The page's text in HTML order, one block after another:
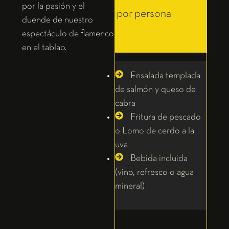
por la pasión y el
duende de nuestro
espectáculo de flamenco
en el tablao.
por persona
Ensalada templada
de salmón y queso de
cabra
Fritura de pescado
o Lomo de cerdo a la
uva
Bebida incluida
(vino, refresco o agua
mineral)